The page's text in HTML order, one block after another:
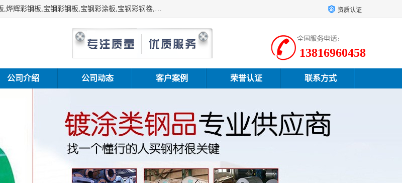
上海志辰实业有限公司主要经销:上海宝钢彩钢卷（宝钢总厂）台湾氟碳彩钢板,烨辉彩钢板,宝钢彩钢板,宝钢彩涂板,宝钢彩钢卷,马钢彩钢板,马钢彩钢卷,镀铝锌钢板,PVDF彩钢板,台湾烨辉彩钢板,高耐候彩钢板,硅改性彩钢板,规格齐全。 资质认证
13816960458
公司介绍 公司动态 客户案例 荣誉认证 联系方式